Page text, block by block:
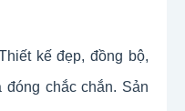
kế đẹp, đồng bộ,
chắc chắn. Sản